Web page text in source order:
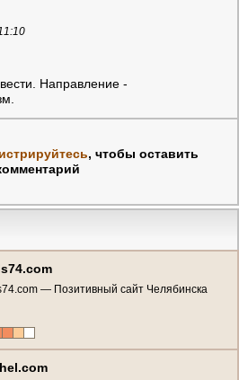
Направление -
, чтобы оставить
— Позитивный сайт Челябинска